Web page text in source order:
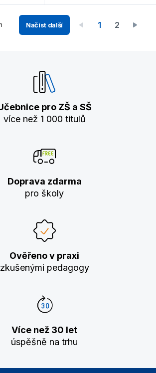
Načíst další 1 2
pro ZŠ a SŠ
více než 1 000 titulů
Doprava zdarma
pro školy
Ověřeno v praxi
zkušenými pedagogy
Více než 30 let
úspěšně na trhu